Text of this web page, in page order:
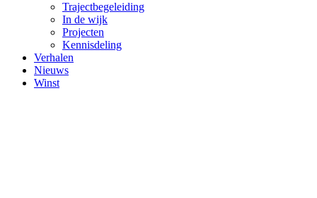
Trajectbegeleiding
In de wijk
Projecten
Kennisdeling
Verhalen
Nieuws
Winst